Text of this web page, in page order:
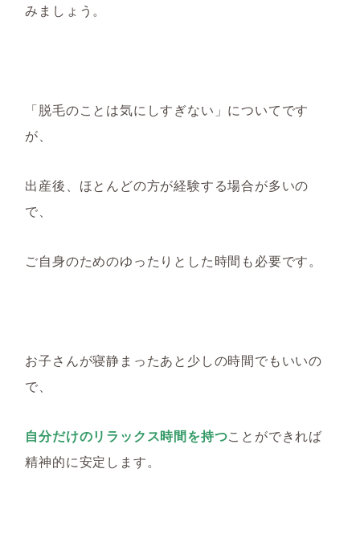
みましょう。
「脱毛のことは気にしすぎない」についてです
が、
出産後、ほとんどの方が経験する場合が多いの
で、
ご自身のためのゆったりとした時間も必要です。
お子さんが寝静まったあと少しの時間でもいいの
で、
自分だけのリラックス時間を持つことができれば
精神的に安定します。